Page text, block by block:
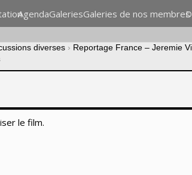
AgendaGaleriesGaleries de nos membres
diverses › Reportage France – Jeremie
le film.